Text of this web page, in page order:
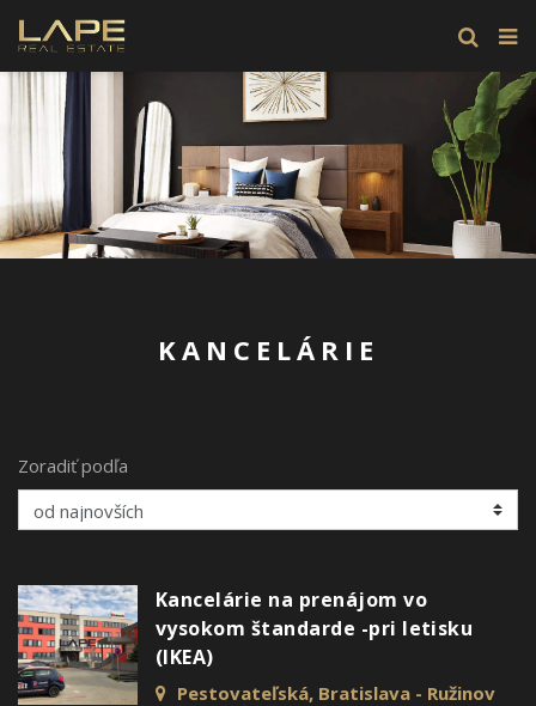
KANCELÁRIE
Zoradiť podľa
Kancelárie na prenájom vo
vysokom štandarde -pri letisku
(IKEA)
Pestovateľská, Bratislava - Ružinov